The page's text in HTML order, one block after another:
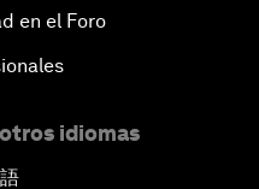
en el Foro
idiomas